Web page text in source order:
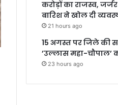
करोड़ों का राजस्व,
बारिश ने खोल दी
21 hours ago
15 अगस्त पर जिले की
’उल्लास महा-
23 hours ago